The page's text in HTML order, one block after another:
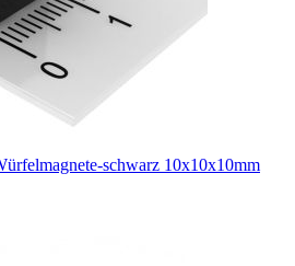
schwarz 10x10x10mm